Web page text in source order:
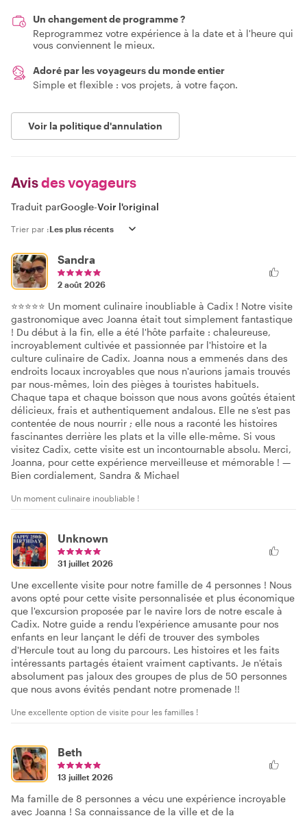
Un changement de programme ?
Reprogrammez votre expérience à la date et à l'heure qui
vous conviennent le mieux.
Adoré par les voyageurs du monde entier
Simple et flexible : vos projets, à votre façon.
Voir la politique d'annulation
Avisdes voyageurs
Traduit parGoogle-Voir l'original
Trier par :
Sandra
2 août 2026
⭐⭐⭐⭐⭐ Un moment culinaire inoubliable à Cadix ! Notre visite
gastronomique avec Joanna était tout simplement fantastique
! Du début à la fin, elle a été l'hôte parfaite : chaleureuse,
incroyablement cultivée et passionnée par l'histoire et la
culture culinaire de Cadix. Joanna nous a emmenés dans des
endroits locaux incroyables que nous n'aurions jamais trouvés
par nous-mêmes, loin des pièges à touristes habituels.
Chaque tapa et chaque boisson que nous avons goûtés étaient
délicieux, frais et authentiquement andalous. Elle ne s'est pas
contentée de nous nourrir ; elle nous a raconté les histoires
fascinantes derrière les plats et la ville elle-même. Si vous
visitez Cadix, cette visite est un incontournable absolu. Merci,
Joanna, pour cette expérience merveilleuse et mémorable ! —
Bien cordialement, Sandra & Michael
Un moment culinaire inoubliable !
Unknown
31 juillet 2026
Une excellente visite pour notre famille de 4 personnes ! Nous
avons opté pour cette visite personnalisée et plus économique
que l'excursion proposée par le navire lors de notre escale à
Cadix. Notre guide a rendu l'expérience amusante pour nos
enfants en leur lançant le défi de trouver des symboles
d'Hercule tout au long du parcours. Les histoires et les faits
intéressants partagés étaient vraiment captivants. Je n'étais
absolument pas jaloux des groupes de plus de 50 personnes
que nous avons évités pendant notre promenade !!
Une excellente option de visite pour les familles !
Beth
13 juillet 2026
Ma famille de 8 personnes a vécu une expérience incroyable
avec Joanna ! Sa connaissance de la ville et de la